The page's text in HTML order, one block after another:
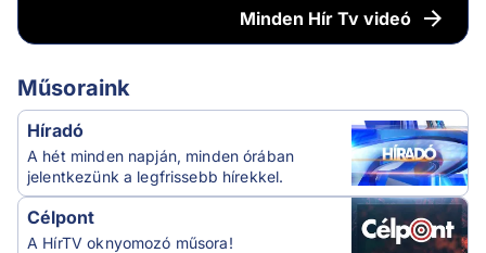
Minden Hír Tv videó
Műsoraink
Híradó
A hét minden napján, minden órában
jelentkezünk a legfrissebb hírekkel.
Célpont
A HírTV oknyomozó műsora!